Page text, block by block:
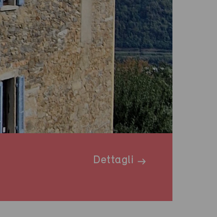
Dettagli